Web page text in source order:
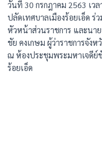
วันที่ 30 กรกฎาคม 2563 เว
ปลัดเทศบาลเมืองร้อยเอ็ด ร่
หัวหน้าส่วนราชการ และนา
ชัย คงเกษม ผู้ว่าราชการจัง
ณ ห้องประชุมพระมหาเจดีย์
ร้อยเอ็ด